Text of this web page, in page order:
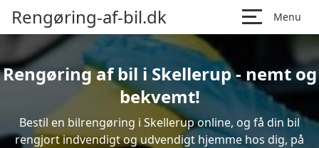
Rengøring-af-bil.dk Menu
Rengøring af bil i Skellerup - nemt og
bekvemt!
Bestil en bilrengøring i Skellerup online, og få din bil
rengjort indvendigt og udvendigt hjemme hos dig, på